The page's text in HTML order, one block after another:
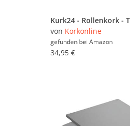
von Korkonline
gefunden bei Amazon
34,95 €